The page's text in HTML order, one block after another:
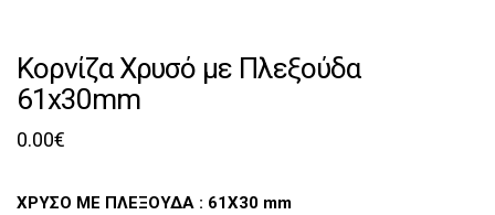
Κορνίζα Χρυσό με Πλεξούδα
61x30mm
0.00€
ΧΡΥΣΟ ΜΕ ΠΛΕΞΟΥΔΑ : 61Χ30 mm